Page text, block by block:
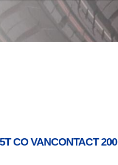
CO VANCONTACT